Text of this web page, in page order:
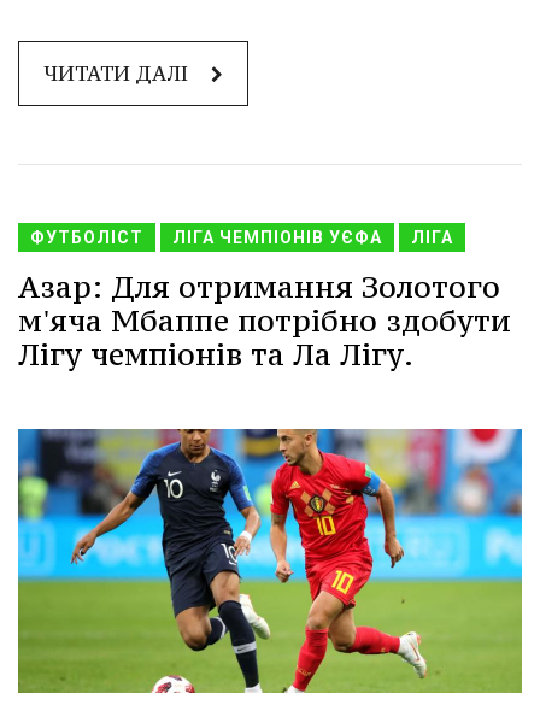
ЧИТАТИ ДАЛІ
ФУТБОЛІСТ ЛІГА ЧЕМПІОНІВ УЄФА ЛІГА
Азар: Для отримання Золотого
м'яча Мбаппе потрібно здобути
Лігу чемпіонів та Ла Лігу.